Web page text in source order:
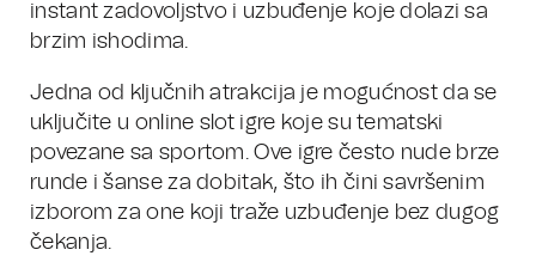
instant zadovoljstvo i uzbuđenje koje dolazi sa
brzim ishodima.
Jedna od ključnih atrakcija je mogućnost da se
uključite u online slot igre koje su tematski
povezane sa sportom. Ove igre često nude brze
runde i šanse za dobitak, što ih čini savršenim
izborom za one koji traže uzbuđenje bez dugog
čekanja.